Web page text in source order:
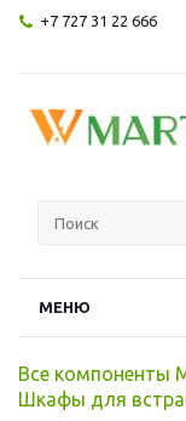
+7 727 31 22 666
МЕНЮ
Все компоненты
Шкафы для